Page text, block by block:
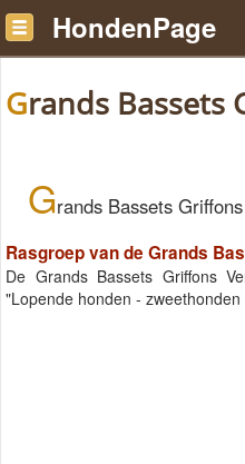
HondenPage
Grands
Grands Bassets
Rasgroep van de Grands
De Grands Bassets Griffons
"Lopende honden -